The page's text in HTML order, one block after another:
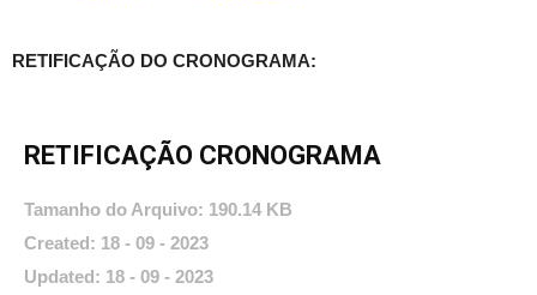
RETIFICAÇÃO DO CRONOGRAMA:
RETIFICAÇÃO CRONOGRAMA
Tamanho do Arquivo: 190.14 KB
Created: 18 - 09 - 2023
Updated: 18 - 09 - 2023